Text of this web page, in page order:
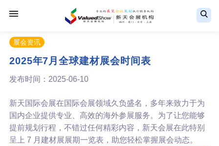
展会资讯
2025年7月全球建材展会时间表
发布时间：2025-06-10
新天国际会展在国际会展领域久负盛名，多年来致力于为
国内企业提供专业、高效的海外参展服务。为了让您能够
提前规划行程，不错过任何精彩内容，新天会展在此特别
呈上 7 月建材展展期一览表，助您轻松掌握展会动态。